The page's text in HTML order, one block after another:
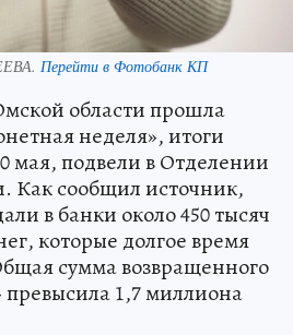
Перейти в Фотобанк КП
области прошла
неделя», итоги
мая, подвели в Отделении
Как сообщил источник,
в банки около 450 тысяч
которые долгое время
сумма возвращенного
превысила 1,7 миллиона